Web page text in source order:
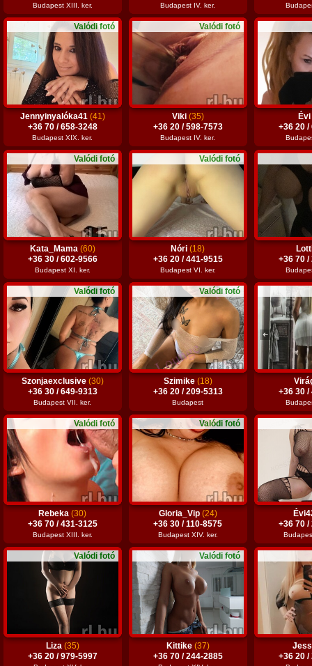
Budapest XIII. ker. Budapest IV. ker.
Valódi fotó
Jennyinyalóka41 (41)
+36 70 / 658-3248
Budapest XIX. ker.
Valódi fotó
Viki (35)
+36 20 / 598-7573
Budapest IV. ker.
+36 20 /
Valódi fotó
Kata_Mama (60)
+36 30 / 602-9566
Budapest XI. ker.
Valódi fotó
Nóri(18)
+36 20 / 441-9515
Budapest VI. ker.
+36 70 /
Valódi fotó
Szonjaexclusive (30)
+36 30 / 649-9313
Budapest VII. ker.
Valódi fotó
Szimike (18)
+36 20 / 209-5313
Budapest
+36 30 /
Valódi fotó
Rebeka(30)
+36 70 / 431-3125
Budapest XIII. ker.
Valódi fotó
Gloria_Vip (24)
+36 30 / 110-8575
Budapest XIV. ker.
+36 70 /
Valódi fotó
Liza (35)
+36 20 / 979-5997
Valódi fotó
Kittike (37)
+36 70 / 244-2885
+36 20 /